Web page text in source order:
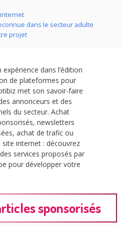
dans le secteur adulte
projet
dans l’édition
de plateformes pour
met son savoir-faire
annonceurs et des
du secteur. Achat
newsletters
achat de trafic ou
internet : découvrez
services proposés par
pour développer votre
sponsorisés